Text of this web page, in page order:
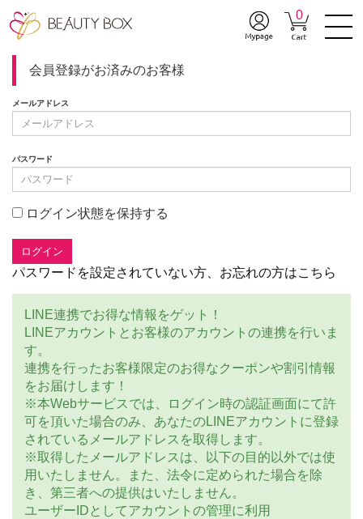
0
会員登録がお済みのお客様
メールアドレス
パスワード
ログイン状態を保持する
パスワードを設定されていない方、お忘れの方はこちら
LINE連携でお得な情報をゲット！
LINEアカウントとお客様のアカウントの連携を行いま
す。
連携を行ったお客様限定のお得なクーポンや割引情報
をお届けします！
※本Webサービスでは、ログイン時の認証画面にて許
可を頂いた場合のみ、あなたのLINEアカウントに登録
されているメールアドレスを取得します。
※取得したメールアドレスは、以下の目的以外では使
用いたしません。また、法令に定められた場合を除
き、第三者への提供はいたしません。
ユーザーIDとしてアカウントの管理に利用